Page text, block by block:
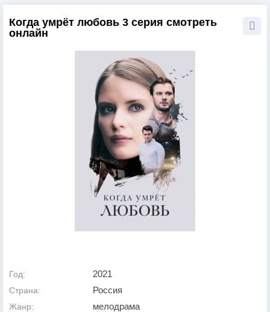
Когда умрёт любовь 3 серия смотреть
онлайн
Год: 2021
Страна: Россия
Жанр: мелодрама